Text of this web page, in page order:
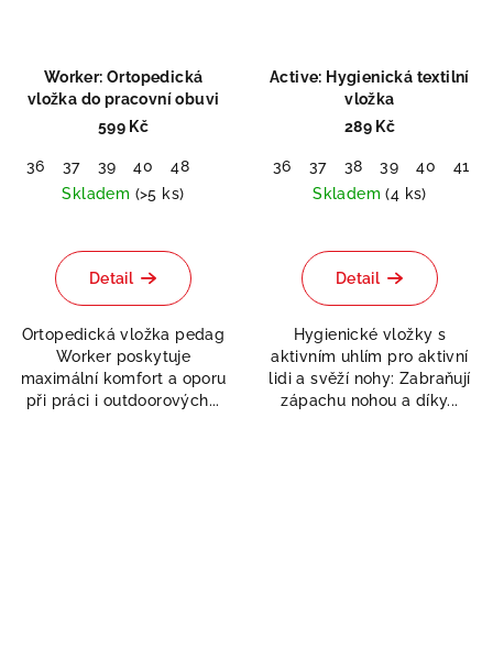
Worker: Ortopedická
vložka do pracovní obuvi
599 Kč
36 37 39 40
48
Skladem (>5 ks)
hodnocení
produktu
z
5
hvězdiček.
Detail
Ortopedická vložka pedag
Worker poskytuje
maximální komfort a oporu
při práci i outdoorových...
Active: Hygienická textilní
vložka
289 Kč
36 37 38 39 40 41
Skladem(4 ks)
Detail
Hygienické vložky s
aktivním uhlím pro aktivní
lidi a svěží nohy: Zabraňují
zápachu nohou a díky...